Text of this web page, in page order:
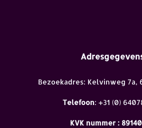
Bezoekadres: Kelvinweg 7a,
Telefoon: +31 (0)
KVK nummer :